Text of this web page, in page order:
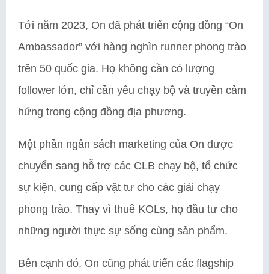
Tới năm 2023, On đã phát triển cộng đồng “On
Ambassador” với hàng nghìn runner phong trào
trên 50 quốc gia. Họ không cần có lượng
follower lớn, chỉ cần yêu chạy bộ và truyền cảm
hứng trong cộng đồng địa phương.
Một phần ngân sách marketing của On được
chuyển sang hỗ trợ các CLB chạy bộ, tổ chức
sự kiện, cung cấp vật tư cho các giải chạy
phong trào. Thay vì thuê KOLs, họ đầu tư cho
những người thực sự sống cùng sản phẩm.
Bên cạnh đó, On cũng phát triển các flagship